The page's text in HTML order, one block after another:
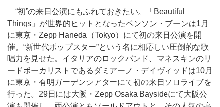
“初”の来日公演にもふれておきたい。「Beautiful
Things」が世界的ヒットとなったベンソン・ブーンは1月
に東京・Zepp Haneda（Tokyo）にて初の来日公演を開
催。“新世代ポップスター”という名に相応しい圧倒的な歌
唱力を見せた。イタリアのロックバンド、マネスキンのリ
ードボーカリストであるダミアーノ・デイヴィッドは10月
に東京・有明ガーデンシアターにて初の来日ソロライブを
行った。29日には大阪・Zepp Osaka Baysideにて大阪公